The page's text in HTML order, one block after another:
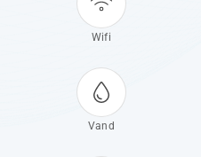
Wifi
Vand